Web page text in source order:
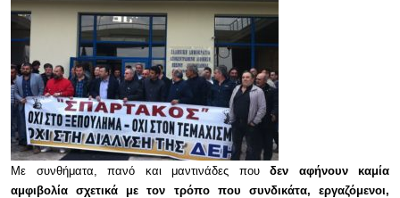
Με συνθήματα, πανό και μαντινάδες που δεν αφήνουν καμία
αμφιβολία σχετικά με τον τρόπο που συνδικάτα, εργαζόμενοι,